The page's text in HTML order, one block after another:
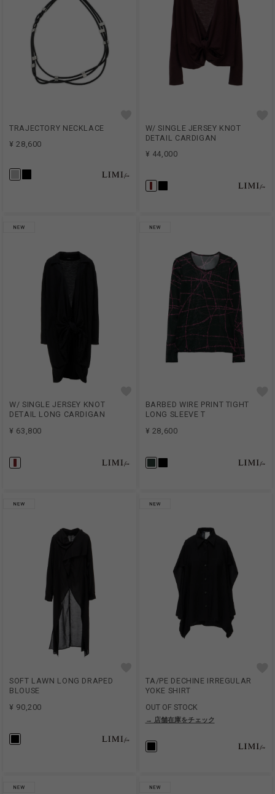
TRAJECTORY NECKLACE
¥ 28,600
W/ SINGLE JERSEY KNOT
DETAIL CARDIGAN
¥ 44,000
W/ SINGLE JERSEY KNOT
DETAIL LONG CARDIGAN
¥ 63,800
BARBED WIRE PRINT TIGHT
LONG SLEEVE T
¥ 28,600
SOFT LAWN LONG DRAPED
BLOUSE
¥ 90,200
TA/PE DECHINE IRREGULAR
YOKE SHIRT
OUT OF STOCK
→ 店舗在庫をチェック